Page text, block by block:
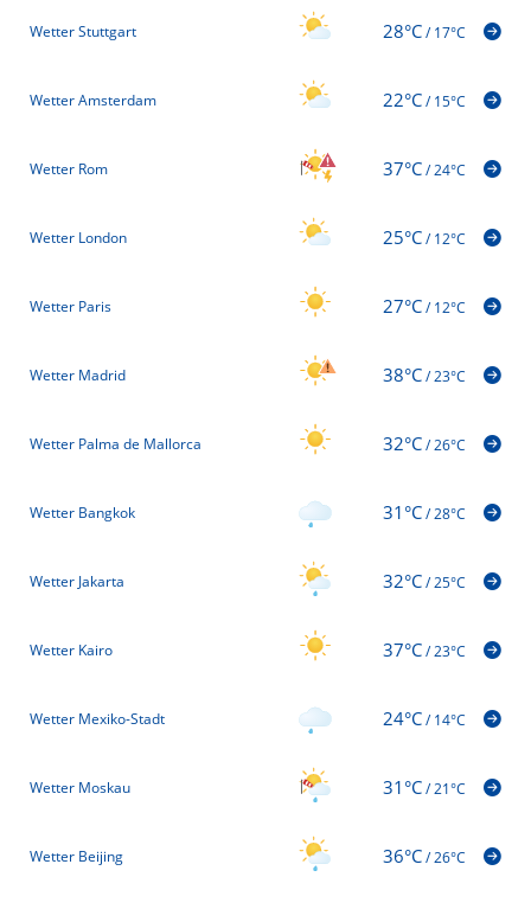
Wetter Stuttgart 28°C/17°C
Wetter Amsterdam 22°C/15°C
Wetter Rom 37°C/24°C
Wetter London 25°C/12°C
Wetter Paris 27°C/12°C
Wetter Madrid 38°C/23°C
Wetter Palma de Mallorca 32°C/26°C
Wetter Bangkok 31°C/28°C
Wetter Jakarta 32°C/25°C
Wetter Kairo 37°C/23°C
Wetter Mexiko-Stadt 24°C/14°C
Wetter Moskau 31°C/21°C
Wetter Beijing 36°C/26°C